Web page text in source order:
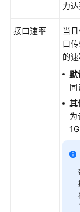
术
力
接口速率
当
口
的速
默
同
其
为